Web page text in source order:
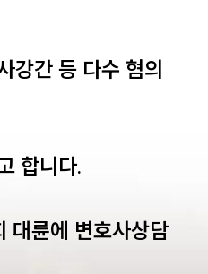
강간 등 다수 혐의
합니다.
대륜에 변호사상담